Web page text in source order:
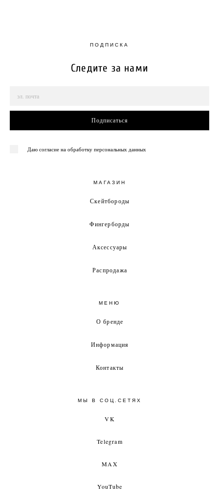
ПОДПИСКА
Следите за нами
Подписаться
Даю согласие на обработку персональных данных
МАГАЗИН
Скейтбороды
Фингерборды
Аксессуары
Распродажа
МЕНЮ
О бренде
Информация
Контакты
МЫ В СОЦ.СЕТЯХ
VK
Telegram
MAX
YouTube